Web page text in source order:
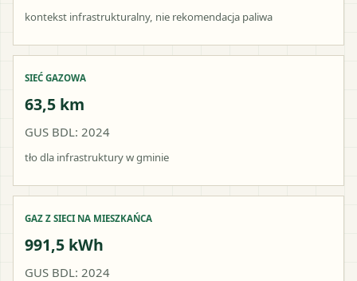
kontekst infrastrukturalny, nie rekomendacja paliwa
SIEĆ GAZOWA
63,5 km
GUS BDL: 2024
tło dla infrastruktury w gminie
GAZ Z SIECI NA MIESZKAŃCA
991,5 kWh
GUS BDL: 2024